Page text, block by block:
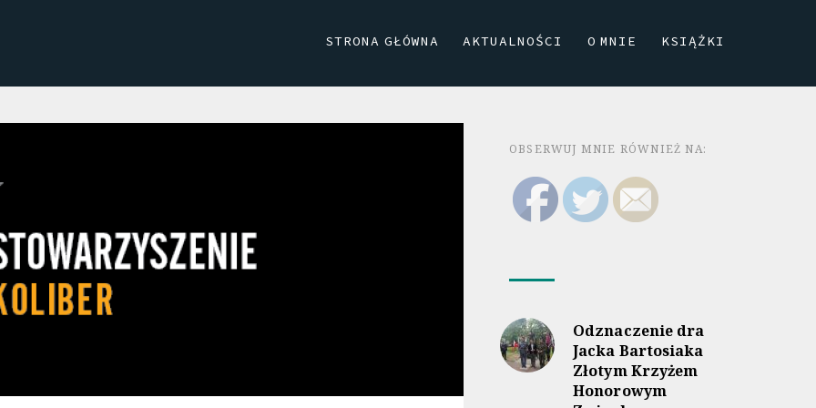
STRONA GŁÓWNA AKTUALNOŚCI O MNIE KSIĄŻKI
OBSERWUJ MNIE RÓWNIEŻ NA:
Odznaczenie dra
Jacka Bartosiaka
Złotym Krzyżem
Honorowym